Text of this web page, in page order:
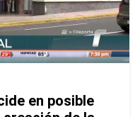
en posible